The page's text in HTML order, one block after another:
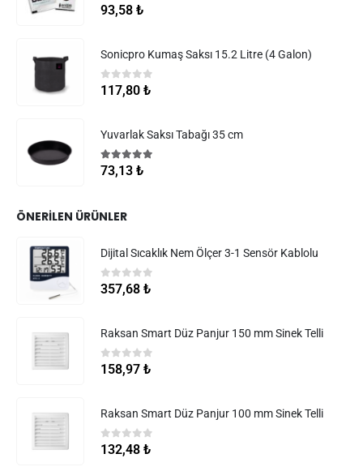
5.005 üzerinden
93,58 ₺
Sonicpro Kumaş Saksı 15.2 Litre (4 Galon)
0 5 üzerinden
117,80 ₺
Yuvarlak Saksı Tabağı 35 cm
5.005 üzerinden
73,13 ₺
ÖNERILEN ÜRÜNLER
Dijital Sıcaklık Nem Ölçer 3-1 Sensör Kablolu
05 üzerinden
357,68 ₺
Raksan Smart Düz Panjur 150 mm Sinek Telli
0 5 üzerinden
158,97 ₺
Raksan Smart Düz Panjur 100 mm Sinek Telli
05 üzerinden
132,48 ₺